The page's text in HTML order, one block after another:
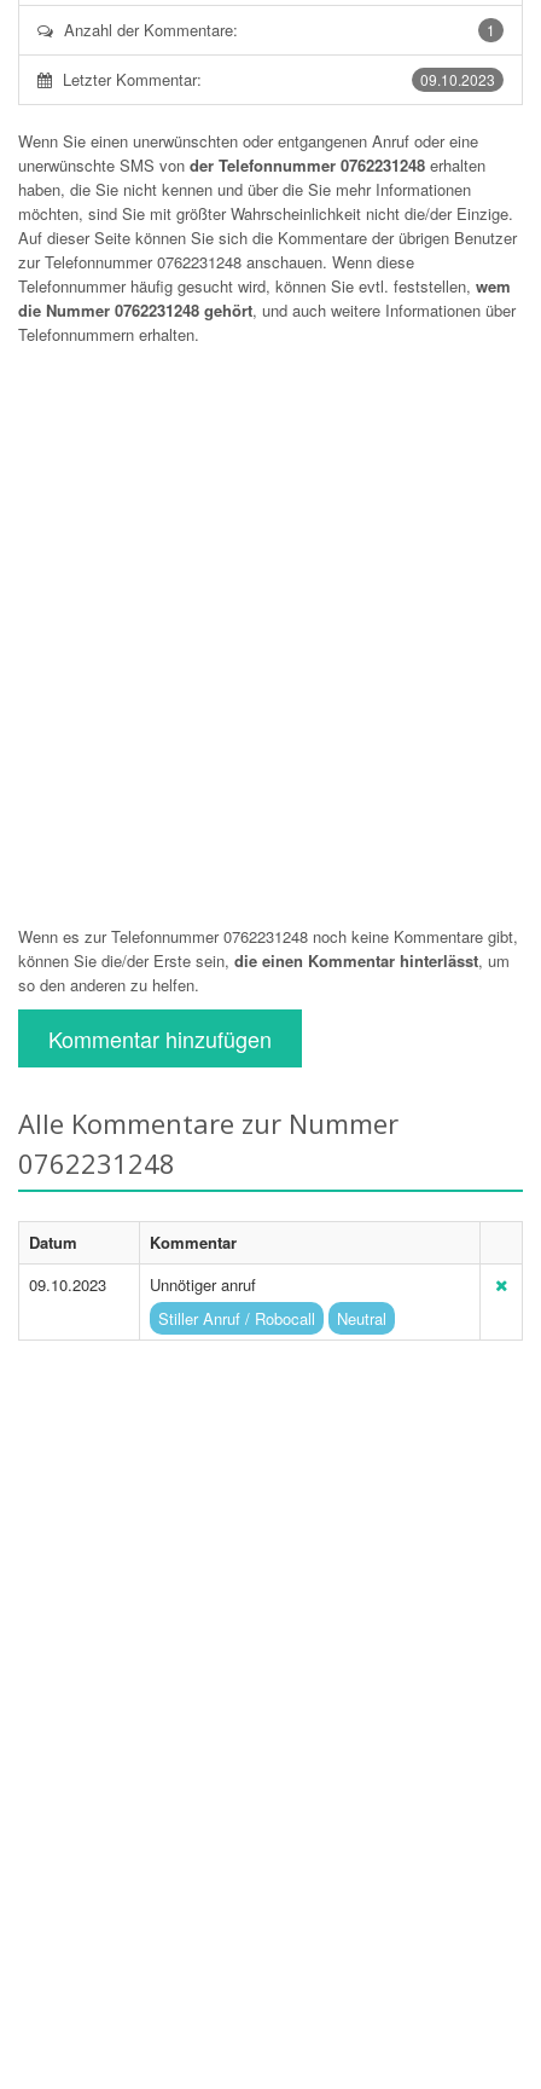
1
Anzahl der Kommentare:
09.10.2023
Letzter Kommentar:
Wenn Sie einen unerwünschten oder entgangenen Anruf oder eine
unerwünschte SMS von der Telefonnummer 0762231248 erhalten
haben, die Sie nicht kennen und über die Sie mehr Informationen
möchten, sind Sie mit größter Wahrscheinlichkeit nicht die/der Einzige.
Auf dieser Seite können Sie sich die Kommentare der übrigen Benutzer
zur Telefonnummer0762231248 anschauen. Wenn diese
Telefonnummer häufig gesucht wird, können Sie evtl. feststellen, wem
die Nummer 0762231248 gehört, und auch weitere Informationen über
Telefonnummern erhalten.
Wenn es zur Telefonnummer 0762231248 noch keine Kommentare gibt,
können Sie die/der Erste sein, die einen Kommentar hinterlässt, um
so den anderen zu helfen.
Kommentar hinzufügen
Alle Kommentare zur Nummer
0762231248
Datum
Kommentar
09.10.2023
Unnötiger anruf
Stiller Anruf / Robocall
Neutral